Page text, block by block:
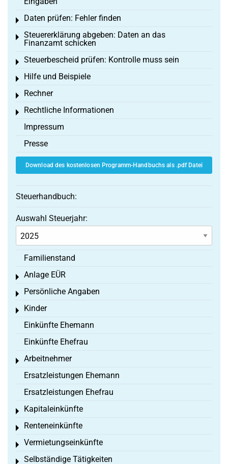
Daten prüfen: Fehler finden
Toggle menu
Steuererklärung abgeben: Daten an das
Finanzamt schicken
Toggle menu
Steuerbescheid prüfen: Kontrolle muss sein
Toggle menu
Hilfe und Beispiele
Toggle menu
Rechner
Toggle menu
Rechtliche Informationen
Toggle menu
Impressum
Presse
Download des kostenlosen Programm-Handbuchs als .pdf Datei
Steuerhandbuch:
Auswahl Steuerjahr:
Familienstand
Anlage EÜR
Toggle menu
Persönliche Angaben
Toggle menu
Kinder
Toggle menu
Einkünfte Ehemann
Einkünfte Ehefrau
Arbeitnehmer
Toggle menu
Ersatzleistungen Ehemann
Ersatzleistungen Ehefrau
Kapitaleinkünfte
Toggle menu
Renteneinkünfte
Toggle menu
Vermietungseinkünfte
Toggle menu
Selbständige Tätigkeiten